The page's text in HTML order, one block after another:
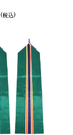
(税込)